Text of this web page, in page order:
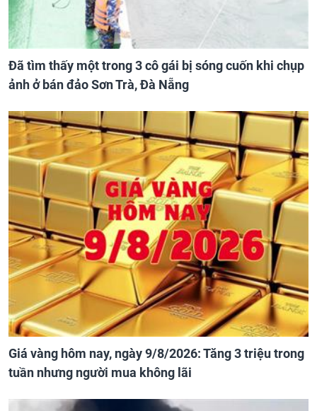
Đã tìm thấy một trong 3 cô gái bị sóng cuốn khi chụp
ảnh ở bán đảo Sơn Trà, Đà Nẵng
Giá vàng hôm nay, ngày 9/8/2026: Tăng 3 triệu trong
tuần nhưng người mua không lãi